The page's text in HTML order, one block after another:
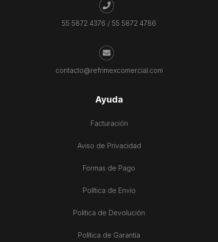
55 5872 4376 / 55 5872 4786
contacto@refrimexcomercial.com
Ayuda
Facturación
Aviso de Privacidad
Formas de Pago
Política de Envío
Política de Devolución
Política de Garantía